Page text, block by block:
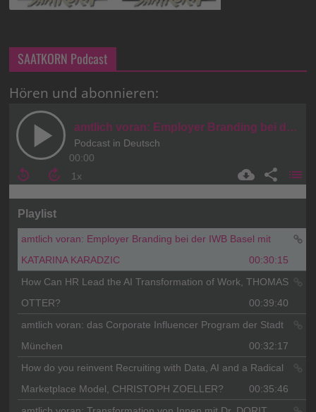
SAATKORN Podcast
Hören und abonnieren: